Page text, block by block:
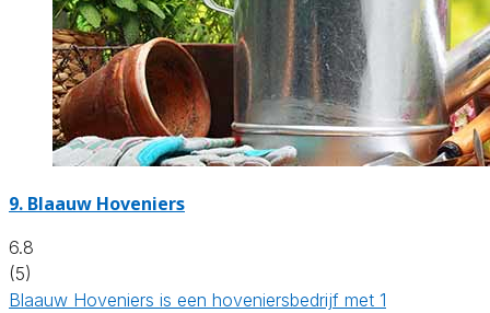
9. Blaauw Hoveniers
6.8
(5)
Blaauw Hoveniers is een hoveniersbedrijf met 1